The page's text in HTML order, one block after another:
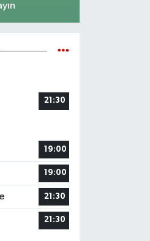
21:30
19:00
19:00
21:30
21:30